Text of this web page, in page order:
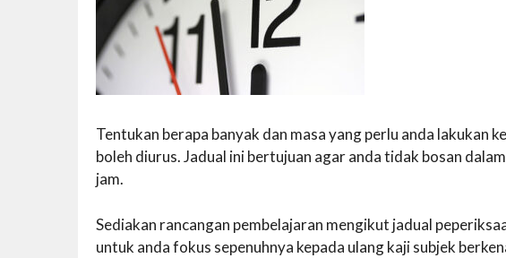
Tentukan berapa banyak dan masa yang perlu anda lakukan
boleh diurus. Jadual ini bertujuan agar anda tidak bosan
jam.
Sediakan rancangan pembelajaran mengikut jadual
untuk anda fokus sepenuhnya kepada ulang kaji subjek